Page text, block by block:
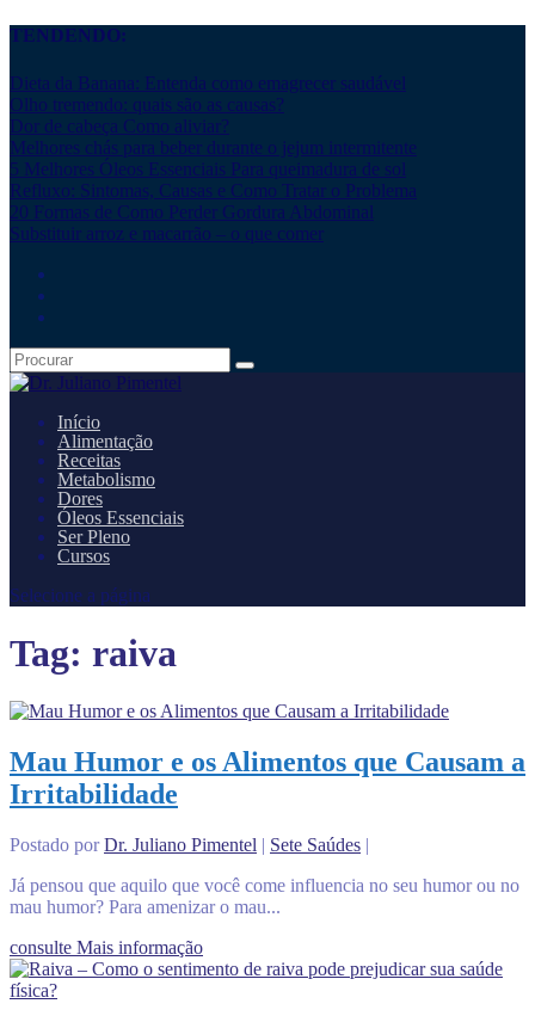
TENDENDO:
Dieta da Banana: Entenda como emagrecer saudável
Olho tremendo: quais são as causas?
Dor de cabeça Como aliviar?
Melhores chás para beber durante o jejum intermitente
5 Melhores Óleos Essenciais Para queimadura de sol
Refluxo: Sintomas, Causas e Como Tratar o Problema
20 Formas de Como Perder Gordura Abdominal
Substituir arroz e macarrão – o que comer
Início
Alimentação
Receitas
Metabolismo
Dores
Óleos Essenciais
Ser Pleno
Cursos
Selecione a página
Tag: raiva
Mau Humor e os Alimentos que Causam a
Irritabilidade
Postado porDr. Juliano Pimentel | Sete Saúdes |
Já pensou que aquilo que você come influencia no seu humor ou no
mau humor? Para amenizar o mau...
consulte Mais informação